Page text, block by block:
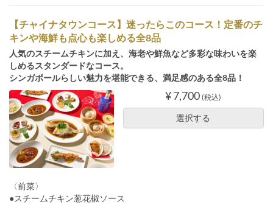
【チャイナタウンコース】迷ったらこのコース！定番のチ
キンや海鮮も点心も楽しめる全8品
人気のスチームチキンに加え、海老や鮮魚など多彩な味わいを楽
しめるスタンダードなコース。
シンガポールらしい魅力を堪能できる、満足感のある全8品！
¥ 7,700 (税込)
選択する
〈前菜〉
●スチームチキン葱花椒ソース